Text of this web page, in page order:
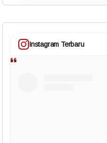
Instagram Terbaru